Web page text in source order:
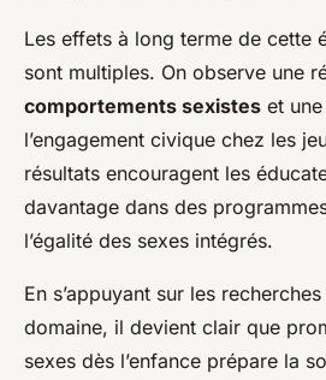
Les effets à long terme de cette
sont multiples. On observe une
comportements sexistes et
l’engagement civique chez les
résultats encouragent les
davantage dans des
l’égalité des sexes intégrés.
En s’appuyant sur les
domaine, il devient clair que
sexes dès l’enfance prépare la